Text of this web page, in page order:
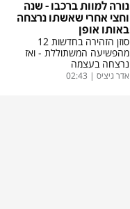
נורה למוות ברכבו - שנה
וחצי אחרי שאשתו נרצחה
באותו אופן
סוזן הזהירה בחדשות 12
מהפשיעה המשתוללת - ואז
נרצחה בעצמה
אדר גיציס |
02:43